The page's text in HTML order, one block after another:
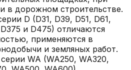
в дорожном строительстве.
D (D31, D39, D51, D61,
и D475) отличаются
применяются в
и земляных работ.
WA (WA250, WA320,